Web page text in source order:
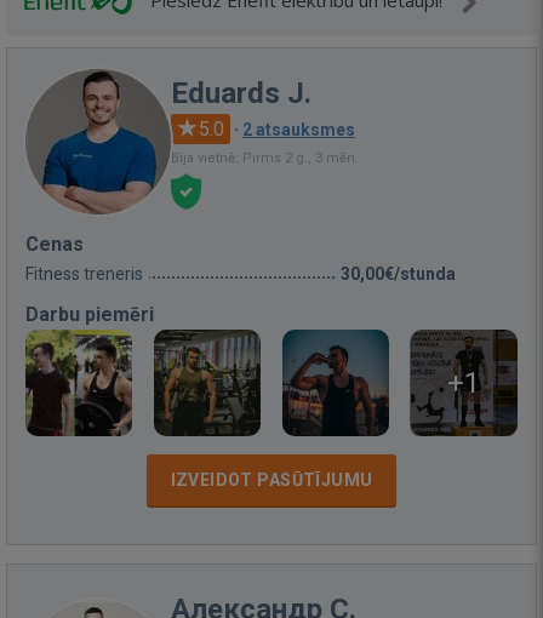
Eduards J.
5.0 · 2 atsauksmes
Bija vietnē: Pirms 2 g., 3 mēn.
Cenas
Fitness treneris 30,00€/stunda
Darbu piemēri
+1
IZVEIDOT PASŪTĪJUMU
Александр С.